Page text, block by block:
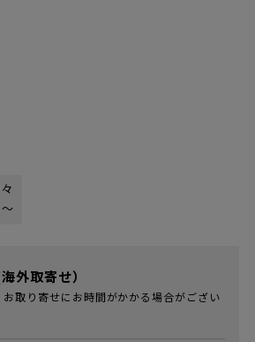
〜
外取寄せ）
取り寄せにお時間がかかる場合がござい